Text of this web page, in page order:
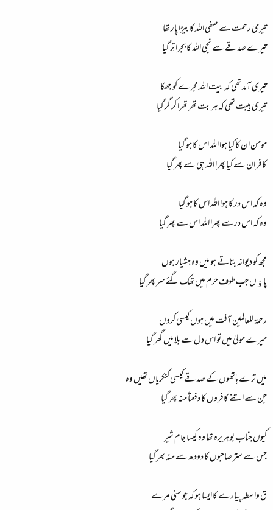
تیری رحمت سے صفی اللہ کا بیڑا پار تھا
تیرے صدقے سے نجی اللہ کا بجرا تِر گیا
تیری آمد تھی کہ بیت اللہ مجرے کو جھکا
تیری ہیبت تھی کہ ہر بت تھر تھرا کر گر گیا
مومن ان کا کیا ہوا اللہ اس کا ہو گیا
کافر ان سے کیا پھرا اللہ ہی سے پھر گیا
وہ کہ اس در کا ہوا اللہ اس کا ہو گیا
وہ کہ اس در سے پھرا اللہ اس سے پھر گیا
مجھ کو دیوانہ بتاتے ہو میں وہ ہشیار ہوں
پاﺅں جب طوف حرم میں تھک گئے سر پھر گیا
رحمة للعالمین آفت میں ہوں کیسی کروں
میرے مولیٰ میں تو اس دل سے بلا میں گھر گیا
میں ترے ہاتھوں کے صدقے کیسی کنکریاں تھیں وہ
جن سے اتنے کافروں کا دفعتاً منہ پھر گیا
کیوں جناب بو ہریرہ تھا وہ کیسا جام شیر
جس سے ستر صاحبوں کا دودھ سے منہ بھر گیا
ق واسطہ پیارے کا ایسا ہو کہ جو سنی مرے